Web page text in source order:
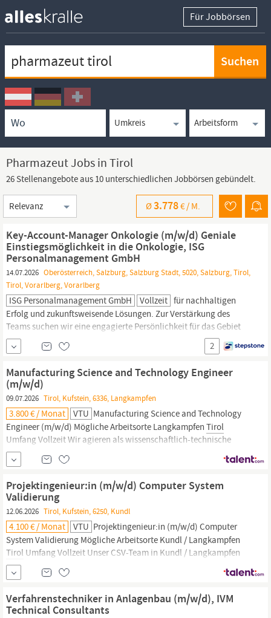
Für Jobbörsen
Ortssuche
Umkreissuche
Arbeitsform
Pharmazeut Jobs in Tirol
26 Stellenangebote aus 10 unterschiedlichen Jobbörsen gebündelt.
Sortierung
Ø3.778€ / M.
Key-Account-Manager Onkologie (m/w/d) Geniale
Einstiegsmöglichkeit in die Onkologie, ISG
Personalmanagement GmbH
14.07.2026 Oberösterreich, Salzburg, Salzburg Stadt, 5020, Salzburg, Tirol,
Tirol, Vorarlberg, Vorarlberg
ISG Personalmanagement GmbH Vollzeit für nachhaltigen
Erfolg und zukunftsweisende Lösungen. Zur Verstärkung des
Teams suchen wir eine engagierte Persönlichkeit für das Gebiet
Oberösterreich, Salzburg,
und Vorarlberg. Das erwartet Sie:
Betreuung onkologischer Zentren und Schwerpunktkliniken im
Fragestellungen Organisation und
2
Manufacturing Science and Technology Engineer
(m/w/d)
09.07.2026 Tirol, Kufstein, 6336, Langkampfen
3.800 € / Monat VTU Manufacturing Science and Technology
Engineer (m/w/d) Mögliche Arbeitsorte Langkampfen Tirol
Umfang Vollzeit Wir agieren als wissenschaftlich-technische
Berater für unsere Kunden aus der biopharmazeutischen Industrie
in verschiedenen Ländern. Zur Erweiterung unseres
Manufacturing Science and Technology (MSAT)-Teams suchen wir
Projektingenieur:in (m/w/d) Computer System
Validierung
12.06.2026 Tirol, Kufstein, 6250, Kundl
4.100 € / Monat VTU Projektingenieur:in (m/w/d) Computer
System Validierung Mögliche Arbeitsorte Kundl / Langkampfen
Tirol Umfang Vollzeit Unser CSV-Team in Kundl / Langkampfen
wächst! Du bist Techniker:in aus Leidenschaft und bringst die
richtige Portion Engagement mit? Dann bist du bei uns genau
richtig! Als CSV-Spezialist:in planst, terminierst und leitest du
pharmazeutische...
Verfahrenstechniker in Anlagenbau (m/w/d), IVM
Technical Consultants